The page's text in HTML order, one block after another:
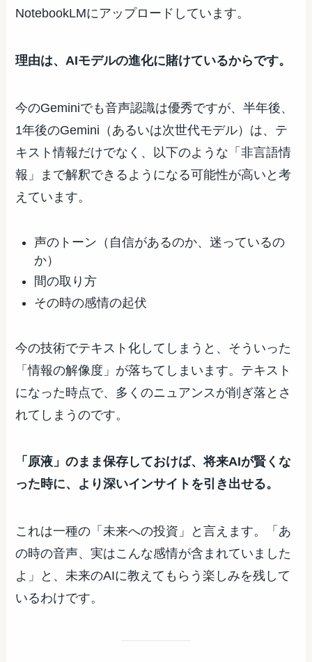
NotebookLMにアップロードしています。
理由は、AIモデルの進化に賭けているからです。
今のGeminiでも音声認識は優秀ですが、半年後、
1年後のGemini（あるいは次世代モデル）は、テ
キスト情報だけでなく、以下のような「非言語情
報」まで解釈できるようになる可能性が高いと考
えています。
声のトーン（自信があるのか、迷っているの
か）
間の取り方
その時の感情の起伏
今の技術でテキスト化してしまうと、そういった
「情報の解像度」が落ちてしまいます。テキスト
になった時点で、多くのニュアンスが削ぎ落とさ
れてしまうのです。
「原液」のまま保存しておけば、将来AIが賢くな
った時に、より深いインサイトを引き出せる。
これは一種の「未来への投資」と言えます。「あ
の時の音声、実はこんな感情が含まれていました
よ」と、未来のAIに教えてもらう楽しみを残して
いるわけです。